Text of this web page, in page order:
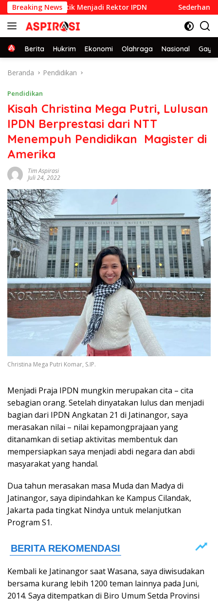
Langsung
ke
konten
Breaking News
yang Dilantik Menjadi Rektor IPDN Sederhana dan
Home
Berita Hukrim Ekonomi Olahraga Nasional Gaya
Beranda Pendidikan
Pendidikan
Kisah Christina Mega Putri, Lulusan
IPDN Berprestasi dari NTT
Menempuh Pendidikan Magister di
Amerika
Tim Aspirasi
Juli 24, 2022
Christina Mega Putri Komar, S.IP.
Menjadi Praja IPDN mungkin merupakan cita – cita
sebagian orang. Setelah dinyatakan lulus dan menjadi
bagian dari IPDN Angkatan 21 di Jatinangor, saya
merasakan nilai – nilai kepamongprajaan yang
ditanamkan di setiap aktivitas membentuk dan
mempersiapkan saya menjadi abdi negara dan abdi
masyarakat yang handal.
Dua tahun merasakan masa Muda dan Madya di
Jatinangor, saya dipindahkan ke Kampus Cilandak,
Jakarta pada tingkat Nindya untuk melanjutkan
Program S1.
Kembali ke Jatinangor saat Wasana, saya diwisudakan
bersama kurang lebih 1200 teman lainnya pada Juni,
2014. Saya ditempatkan di Biro Umum Setda Provinsi